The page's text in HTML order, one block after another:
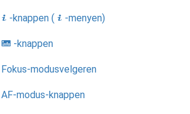
i -knappen ( i -menyen)
R-knappen
Fokus-modusvelgeren
AF-modus-knappen